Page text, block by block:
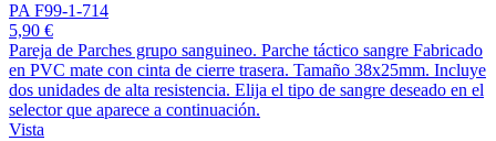
PA F99-1-714
5,90 €
Pareja de Parches grupo sanguineo. Parche táctico sangre Fabricado
en PVC mate con cinta de cierre trasera. Tamaño 38x25mm. Incluye
dos unidades de alta resistencia. Elija el tipo de sangre deseado en el
selector que aparece a continuación.
Vista